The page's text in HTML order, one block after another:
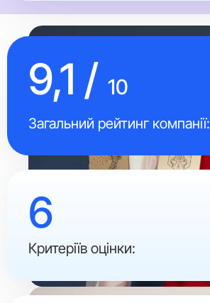
9,1 / 10
Загальний рейтинг компанії:
6
Критеріїв оцінки: